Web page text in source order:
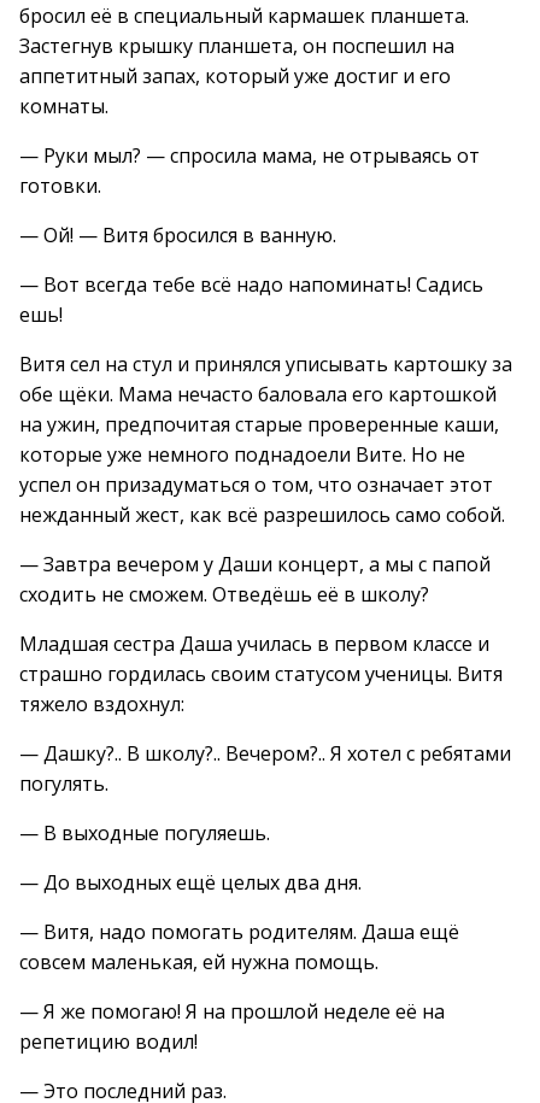
бросил её в специальный кармашек планшета.
Застегнув крышку планшета, он поспешил на
аппетитный запах, который уже достиг и его
комнаты.
— Руки мыл? — спросила мама, не отрываясь от
готовки.
— Ой! — Витя бросился в ванную.
— Вот всегда тебе всё надо напоминать! Садись
ешь!
Витя сел на стул и принялся уписывать картошку за
обе щёки. Мама нечасто баловала его картошкой
на ужин, предпочитая старые проверенные каши,
которые уже немного поднадоели Вите. Но не
успел он призадуматься о том, что означает этот
нежданный жест, как всё разрешилось само собой.
— Завтра вечером у Даши концерт, а мы с папой
сходить не сможем. Отведёшь её в школу?
Младшая сестра Даша училась в первом классе и
страшно гордилась своим статусом ученицы. Витя
тяжело вздохнул:
— Дашку?.. В школу?.. Вечером?.. Я хотел с ребятами
погулять.
— В выходные погуляешь.
— До выходных ещё целых два дня.
— Витя, надо помогать родителям. Даша ещё
совсем маленькая, ей нужна помощь.
— Я же помогаю! Я на прошлой неделе её на
репетицию водил!
— Это последний раз.